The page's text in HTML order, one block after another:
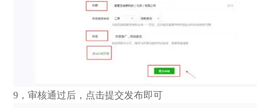
9，审核通过后，点击提交发布即可